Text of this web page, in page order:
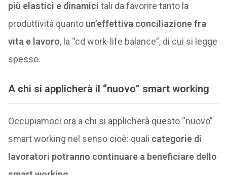
più elastici e dinamici tali da favorire tanto la
produttività quanto un’effettiva conciliazione fra
vita e lavoro, la “cd work-life balance”, di cui si legge
spesso.
A chi si applicherà il “nuovo” smart working
Occupiamoci ora a chi si applicherà questo “nuovo”
smart working nel senso cioè: quali categorie di
lavoratori potranno continuare a beneficiare dello